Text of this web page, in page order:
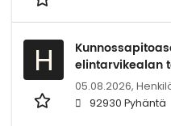
H
elintarvikealan
05.08.2026,
92930 Pyhäntä